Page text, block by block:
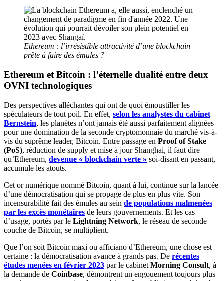
Ethereum : l’irrésistible attractivité d’une blockchain
prête à faire des émules ?
Ethereum et Bitcoin : l’éternelle dualité entre deux
OVNI technologiques
Des perspectives alléchantes qui ont de quoi émoustiller les
spéculateurs de tout poil. En effet, selon les analystes du cabinet
Bernstein, les planètes n’ont jamais été aussi parfaitement alignées
pour une domination de la seconde cryptomonnaie du marché vis-à-
vis du suprême leader, Bitcoin. Entre passage en Proof of Stake
(PoS), réduction de supply et mise à jour Shanghai, il faut dire
qu’Ethereum, devenue « blockchain verte » soi-disant en passant,
accumule les atouts.
Cet or numérique nommé Bitcoin, quant à lui, continue sur la lancée
d’une démocratisation qui se propage de plus en plus vite. Son
incensurabilité fait des émules au sein de populations malmenées
par les excès monétaires de leurs gouvernements. Et les cas
d’usage, portés par le Lightning Network, le réseau de seconde
couche de Bitcoin, se multiplient.
Que l’on soit Bitcoin maxi ou afficiano d’Ethereum, une chose est
certaine : la démocratisation avance à grands pas. De récentes
études menées en février 2023 par le cabinet Morning Consult, à
la demande de Coinbase, démontrent un engouement toujours plus